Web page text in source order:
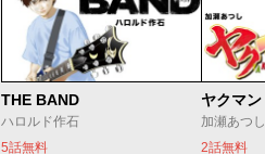
THE BAND
ハロルド作石
5話無料
ヤクマン
加瀬あつし
2話無料